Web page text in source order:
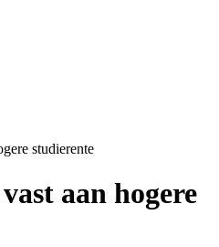
studierente
aan hogere